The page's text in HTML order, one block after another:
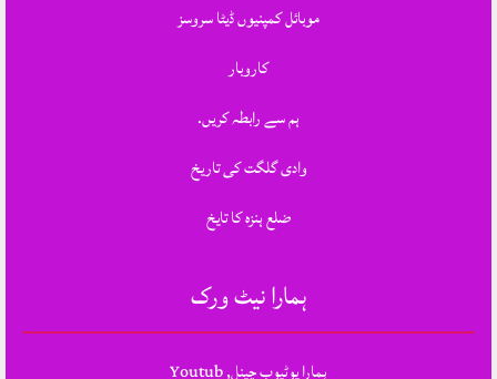
موبائل کمپنیوں ڈیٹا سروسز
کاروبار
ہم سے رابطہ کریں.
وادی گلگت کی تاریخ
ضلع ہنزہ کا تایخ
ہمارا نیٹ ورک
ہمارا یوٹیوب چینل, Youtub